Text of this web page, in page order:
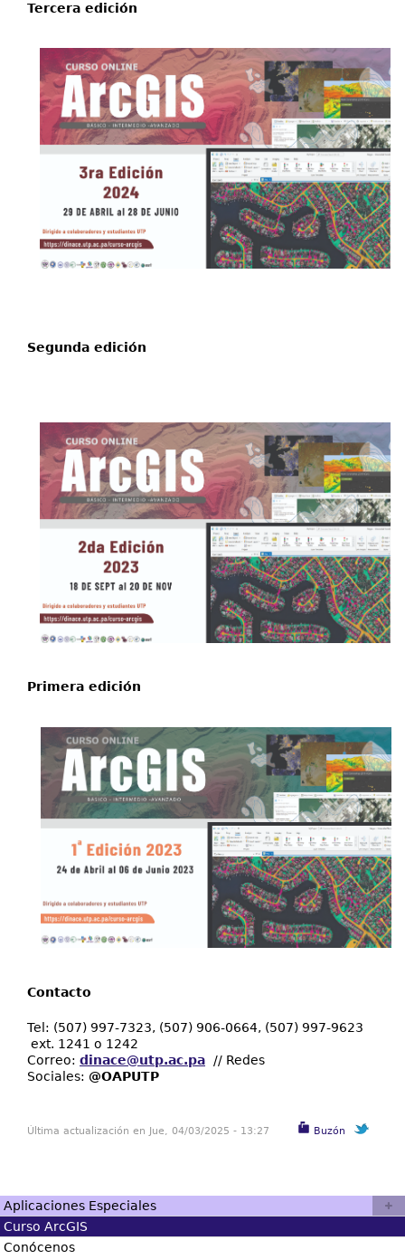
Tercera edición
Segunda edición
Primera edición
Contacto
Tel: (507) 997-7323, (507) 906-0664, (507) 997-9623
ext. 1241 o 1242
Correo: dinace@utp.ac.pa
// Redes
Sociales: @OAPUTP
Buzón
Última actualización en Jue, 04/03/2025 - 13:27
Descripción:
Aplicaciones Especiales
Curso ArcGIS
Conócenos